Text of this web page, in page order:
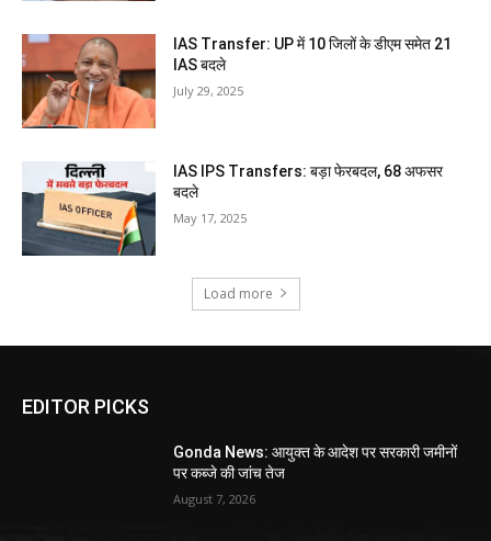
IAS Transfer: UP में 10 जिलों के डीएम समेत 21
IAS बदले
July 29, 2025
IAS IPS Transfers: बड़ा फेरबदल, 68 अफसर
बदले
May 17, 2025
Load more
EDITOR PICKS
Gonda News: आयुक्त के आदेश पर सरकारी जमीनों
पर कब्जे की जांच तेज
August 7, 2026